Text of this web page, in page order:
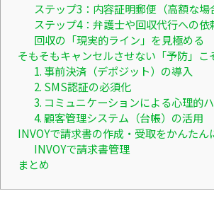
ステップ3：内容証明郵便（高額な場
ステップ4：弁護士や回収代行への依
回収の「現実的ライン」を見極める
そもそもキャンセルさせない「予防」こ
1. 事前決済（デポジット）の導入
2. SMS認証の必須化
3. コミュニケーションによる心理的
4. 顧客管理システム（台帳）の活用
INVOYで請求書の作成・受取をかんたん
INVOYで請求書管理
まとめ